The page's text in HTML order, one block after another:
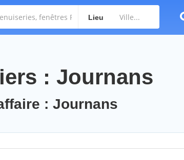
Lieu
: Journans
: Journans